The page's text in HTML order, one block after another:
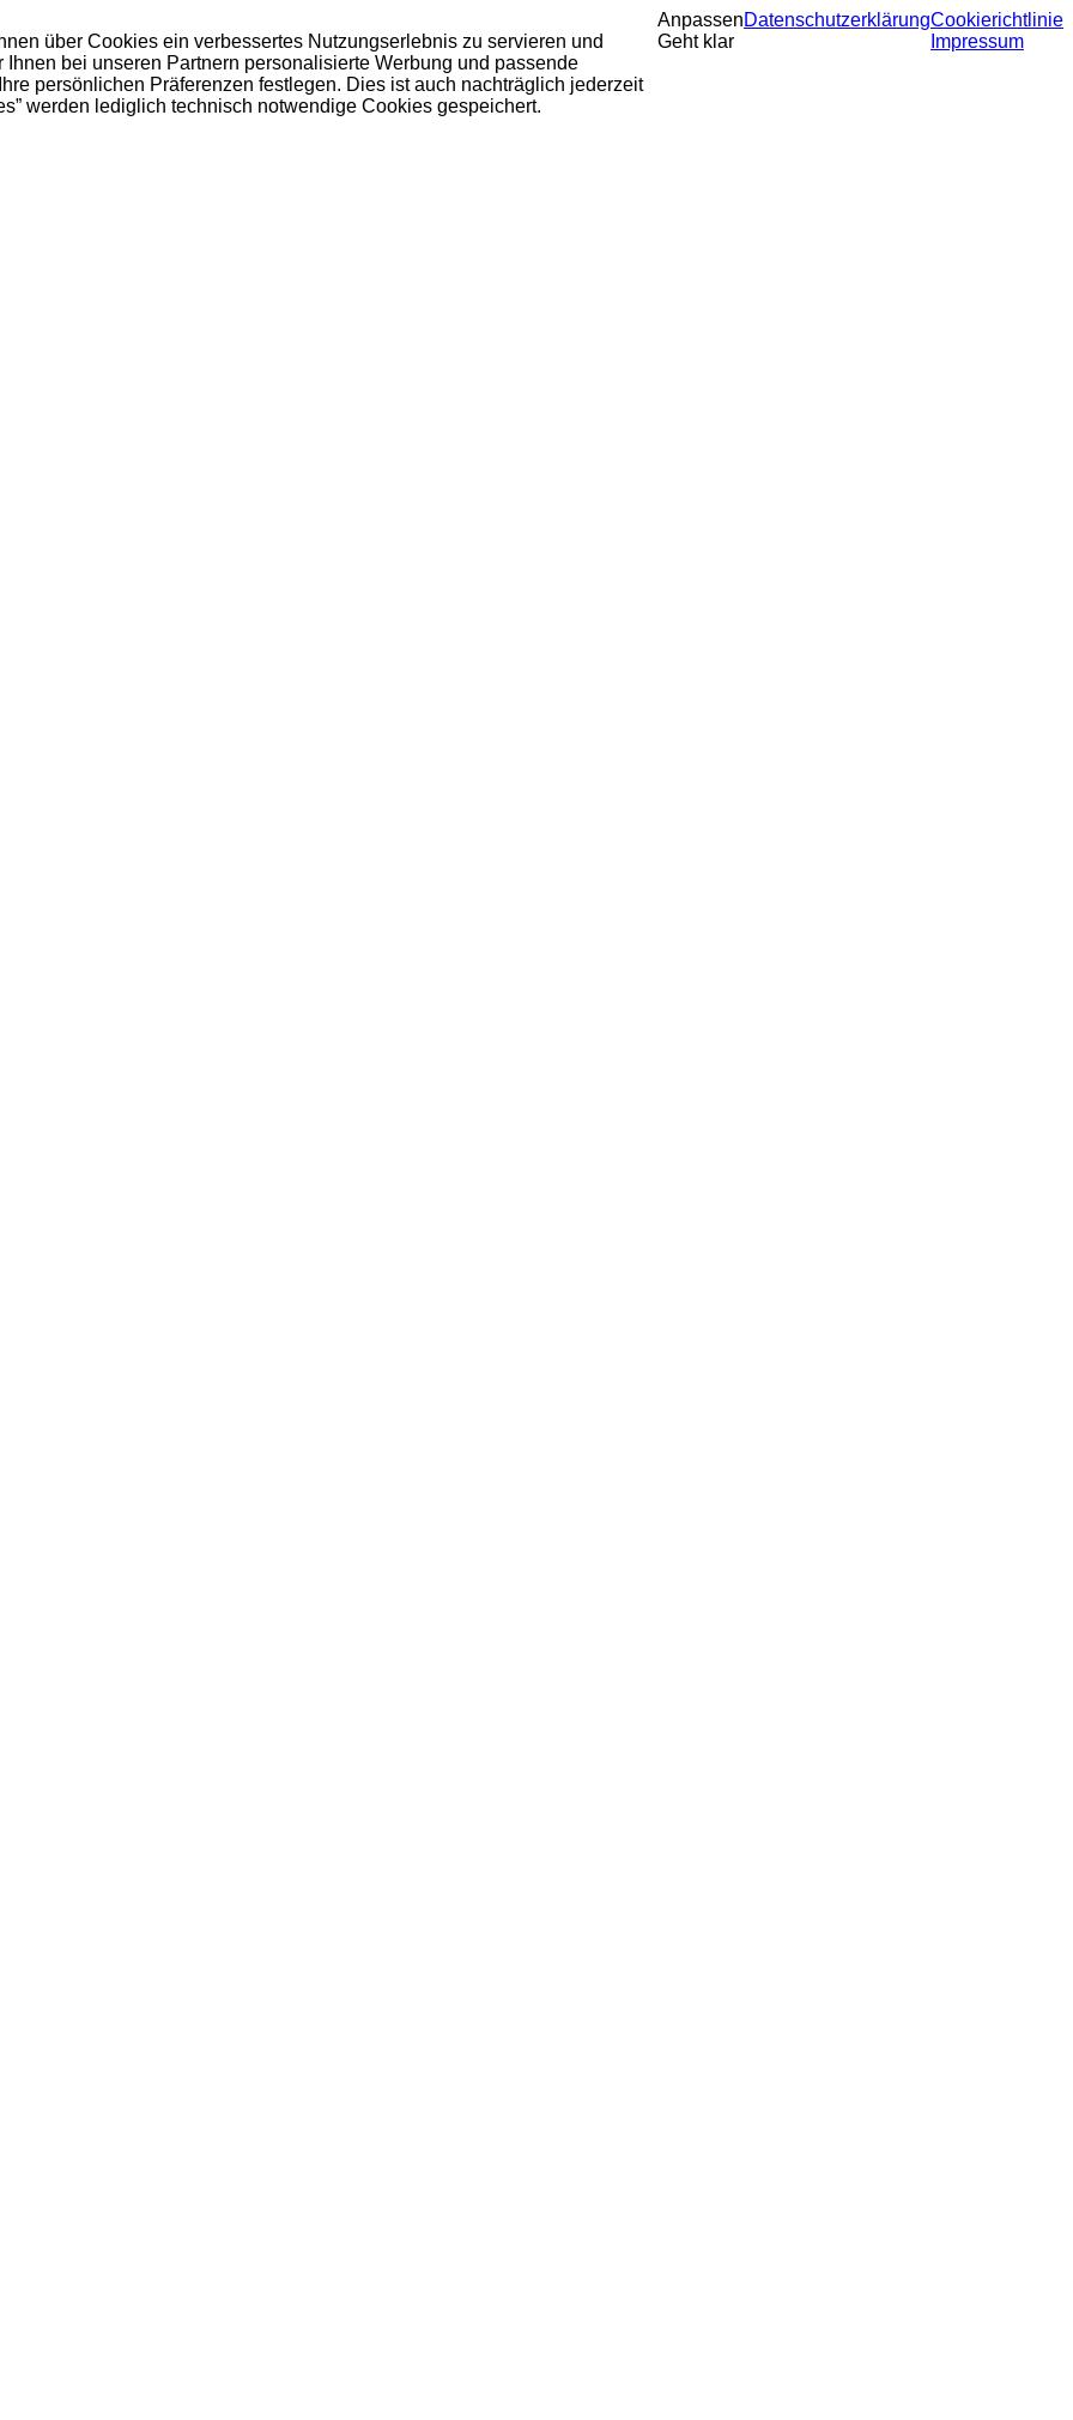
über Cookies ein verbessertes Nutzungserlebnis zu servieren und
bei unseren Partnern personalisierte Werbung und passende
persönlichen Präferenzen festlegen. Dies ist auch nachträglich jederzeit
werden lediglich technisch notwendige Cookies gespeichert.
Anpassen
Geht klar
DatenschutzerklärungCookierichtlinie
Impressum